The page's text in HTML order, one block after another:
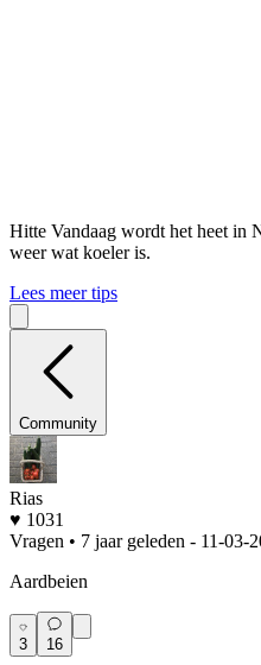
Hitte Vandaag wordt het heet in
weer wat koeler is.
Lees meer tips
Community
Rias
♥ 1031
Vragen • 7 jaar geleden - 11-03-
Aardbeien
3 16